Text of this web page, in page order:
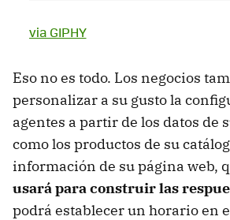
via GIPHY
Eso no es todo. Los negocios
personalizar a su gusto la
agentes a partir de los datos de
como los productos de su
información de su página web,
usará para construir las
podrá establecer un horario en